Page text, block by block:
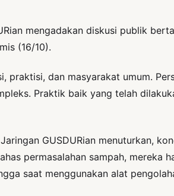
mengadakan diskusi publik
(16/10).
dan masyarakat umum.
Praktik baik yang telah
GUSDURian menuturkan,
permasalahan sampah, mereka
saat menggunakan alat